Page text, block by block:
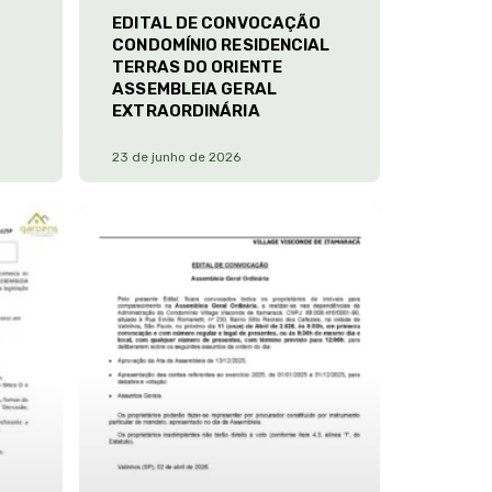
EDITAL DE CONVOCAÇÃO
CONDOMÍNIO RESIDENCIAL
TERRAS DO ORIENTE
ASSEMBLEIA GERAL
EXTRAORDINÁRIA
23 de junho de 2026